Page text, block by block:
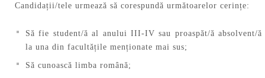
Candidații/tele urmează să corespundă următoarelor cerințe:
Să fie student/ă al anului III-IV sau proaspăt/ă absolvent/ă
la una din facultățile menționate mai sus;
Să cunoască limba română;